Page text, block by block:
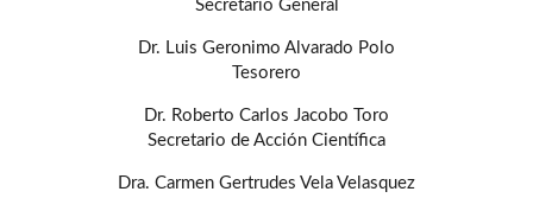
Secretario General
Dr. Luis Geronimo Alvarado Polo
Tesorero
Dr. Roberto Carlos Jacobo Toro
Secretario de Acción Científica
Dra. Carmen Gertrudes Vela Velasquez